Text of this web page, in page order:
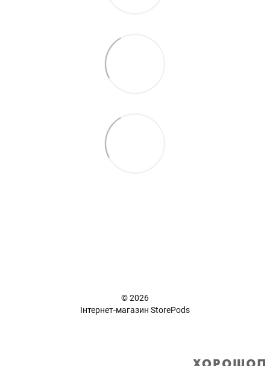
© 2026
Інтернет-магазин StorePods